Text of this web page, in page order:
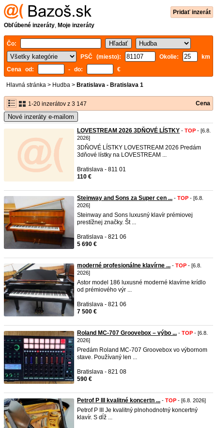
Pridať inzerát
Obľúbené inzeráty, Moje inzeráty
Čo:
PSČ (miesto):
Okolie:
km
Cena od:
- do: €
Hlavná stránka > Hudba > Bratislava - Bratislava 1
1-20 inzerátov z 3 147 Cena
Nové inzeráty e-mailom
LOVESTREAM 2026 3DŇOVÉ LÍSTKY - TOP - [6.8.
2026]
3DŇOVÉ LÍSTKY LOVESTREAM 2026 Predám
3dňové lístky na LOVESTREAM ...
Bratislava - 811 01
110 €
Steinway and Sons za Super cen ... - TOP - [6.8.
2026]
Steinway and Sons luxusný klavír prémiovej
prestížnej značky. Št ...
Bratislava - 821 06
5 690 €
moderné profesionálne klavírne ... - TOP - [6.8.
2026]
Astor model 186 luxusné moderné klavírne krídlo
od prémiového výr ...
Bratislava - 821 06
7 500 €
Roland MC-707 Groovebox – výbo ... - TOP - [6.8.
2026]
Predám Roland MC-707 Groovebox vo výbornom
stave. Používaný len ...
Bratislava - 821 08
590 €
Petrof P III kvalitné koncertn ... - TOP - [6.8. 2026]
Petrof P III Je kvalitný plnohodnotný koncertný
klavír. S dĺž ...